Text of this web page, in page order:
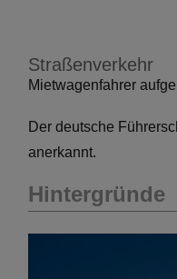
Straßenverkehr
Mietwagenfahrer
Der deutsche
anerkannt.
Hintergründe